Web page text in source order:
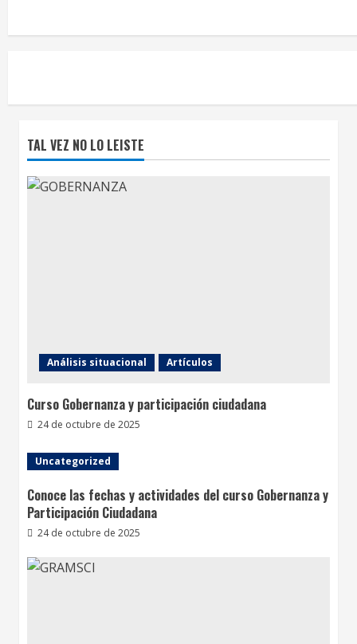
TAL VEZ NO LO LEISTE
Análisis situacional Artículos
Curso Gobernanza y participación ciudadana
24 de octubre de 2025
Uncategorized
Conoce las fechas y actividades del curso Gobernanza y
Participación Ciudadana
24 de octubre de 2025